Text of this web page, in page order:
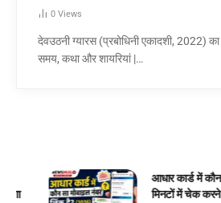
0 Views
देवउठनी ग्यारस (प्रबोधिनी एकादशी, 2022) का
समय, कथा और शायरियां |…
आधार कार्ड में कौन सा
मिनटों में चेक करने का